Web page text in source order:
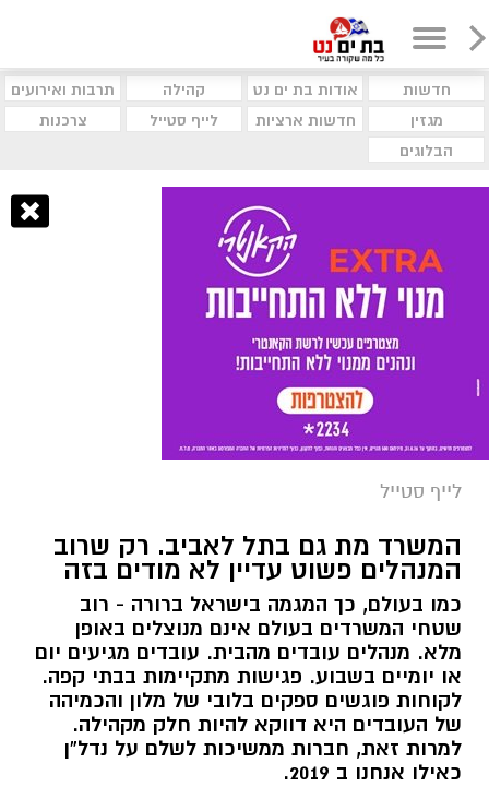
חדשות אודות בת ים נט קהילה
תרבות ואירועים
מגזין
חדשות ארציות לייף סטייל
צרכנות
הבלוגים
לייף סטייל
המשרד מת גם בתל לאביב. רק שרוב
המנהלים פשוט עדיין לא מודים בזה
כמו בעולם, כך המגמה בישראל ברורה - רוב
שטחי המשרדים בעולם אינם מנוצלים באופן
מלא. מנהלים עובדים מהבית. עובדים מגיעים יום
או יומיים בשבוע. פגישות מתקיימות בבתי קפה.
לקוחות פוגשים ספקים בלובי של מלון והכמיהה
של העובדים היא דווקא להיות חלק מקהילה.
למרות זאת, חברות ממשיכות לשלם על נדל”ן
כאילו אנחנו ב 2019.